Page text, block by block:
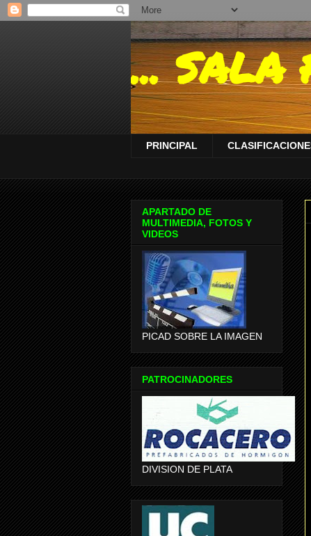
... SALA
PRINCIPAL
APARTADO DE
MULTIMEDIA, FOTOS Y
VIDEOS
PICAD SOBRE LA IMAGEN
PATROCINADORES
DIVISION DE PLATA